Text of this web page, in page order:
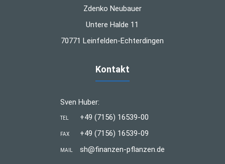
Zdenko Neubauer
Untere Halde 11
70771 Leinfelden-Echterdingen
Kontakt
Sven Huber:
TEL +49 (7156) 16539-00
FAX +49 (7156) 16539-09
MAIL sh@finanzen-pflanzen.de